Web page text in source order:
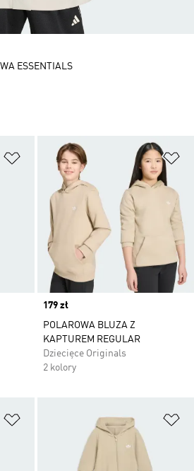
Dodaj do listy życzeń
Price
179 zł
POLAROWA BLUZA Z
KAPTUREM REGULAR
Dziecięce Originals
2 kolory
Dodaj do listy życzeń
ESSENTIALS